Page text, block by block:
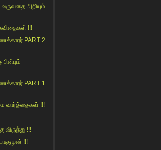
அறியும்
!!!
PART 2
PART 1
வார்த்தைகள் !!!
!!!
!!!